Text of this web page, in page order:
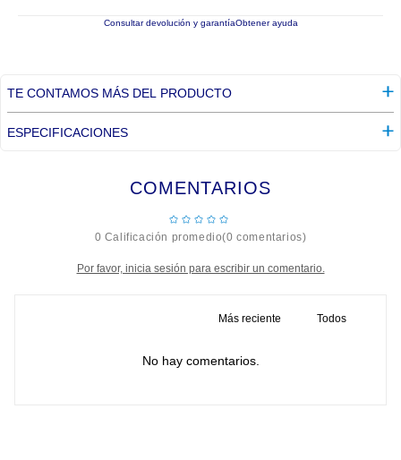
Consultar devolución y garantíaObtener ayuda
TE CONTAMOS MÁS DEL PRODUCTO
ESPECIFICACIONES
COMENTARIOS
☆☆☆☆
☆
0 Calificación promedio(0 comentarios)
Por favor, inicia sesión para escribir un comentario.
Más reciente Todos
No hay comentarios.